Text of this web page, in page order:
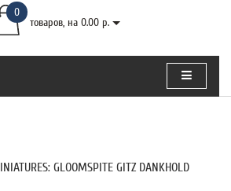
0
товаров, на 0.00 р.
GLOOMSPITE GITZ DANKHOLD